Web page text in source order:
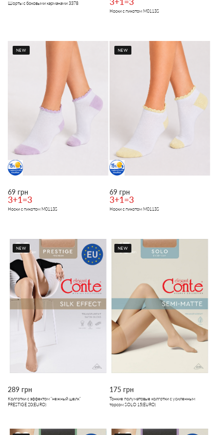
Шорты с боковыми карманами 3378
Носки с пикотом M0113S
NEW
69 грн
3+1=3
Носки с пикотом M0113S
NEW
69 грн
3+1=3
Носки с пикотом M0113S
NEW
289 грн
Колготки с эффектом "нежный шелк"
PRESTIGE 20(EURO)
NEW
175 грн
Тонкие полуматовые колготки с усиленным
торсом SOLO 15(EURO)